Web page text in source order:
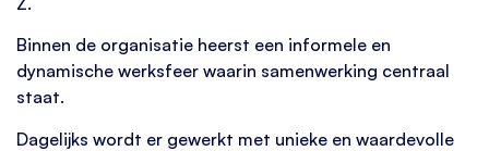
Binnen de organisatie heerst een informele en
dynamische werksfeer waarin samenwerking centraal
staat.
Dagelijks wordt er gewerkt met unieke en waardevolle